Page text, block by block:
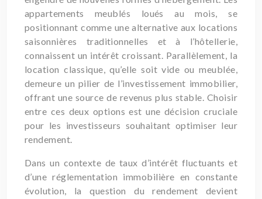
appartements meublés loués au mois, se
positionnant comme une alternative aux locations
saisonnières traditionnelles et à l’hôtellerie,
connaissent un intérêt croissant. Parallèlement, la
location classique, qu’elle soit vide ou meublée,
demeure un pilier de l’investissement immobilier,
offrant une source de revenus plus stable. Choisir
entre ces deux options est une décision cruciale
pour les investisseurs souhaitant optimiser leur
rendement.
Dans un contexte de taux d’intérêt fluctuants et
d’une réglementation immobilière en constante
évolution, la question du rendement devient